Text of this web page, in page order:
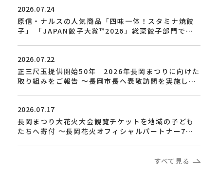
2026.07.24
原信・ナルスの人気商品「四味一体！スタミナ焼餃
子」 「JAPAN餃子大賞™2026」総菜餃子部門で金
2026.07.22
正三尺玉提供開始50年 2026年長岡まつりに向けた
取り組みをご報告 ～長岡市長へ表敬訪問を実施しま
2026.07.17
長岡まつり大花火大会観覧チケットを地域の子ども
たちへ寄付 ～長岡花火オフィシャルパートナー7社
すべて見る